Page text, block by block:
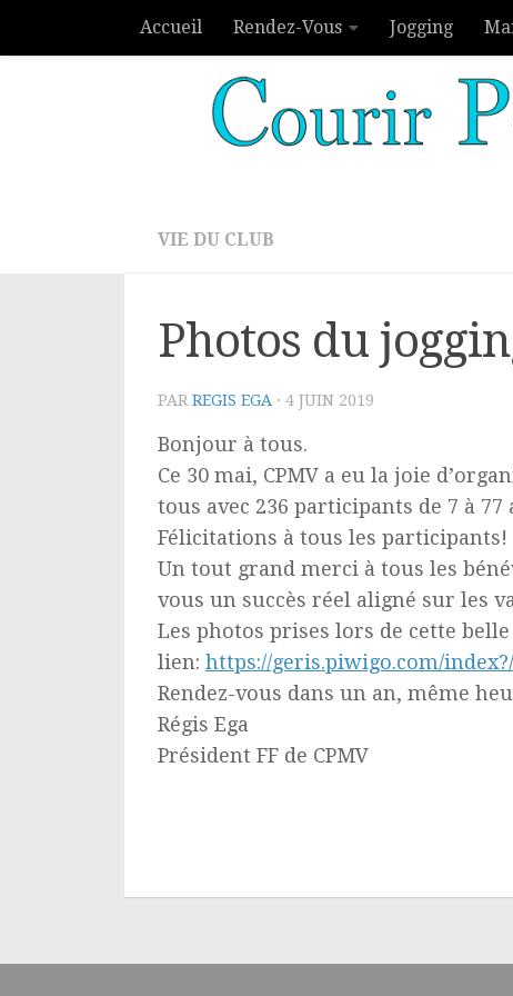
Skip to contentAccueil Rendez-Vous Jogging
VIE DU CLUB
Photos du
PAR REGIS EGA · 4 JUIN 2019
Bonjour à tous.
Ce 30 mai, CPMV a eu la joie
tous avec 236 participants de 7 à 77
Félicitations à tous les participants!
Un tout grand merci à tous les
vous un succès réel aligné sur les
Les photos prises lors de cette
lien: https://geris.piwigo.com/
Rendez-vous dans un an, même
Régis Ega
Président FF de CPMV